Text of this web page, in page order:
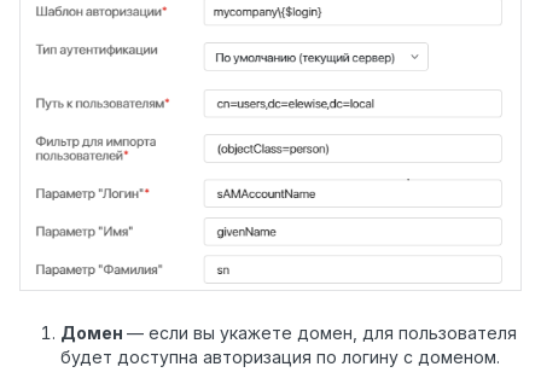
Домен — если вы укажете домен, для пользователя
будет доступна авторизация по логину с доменом.